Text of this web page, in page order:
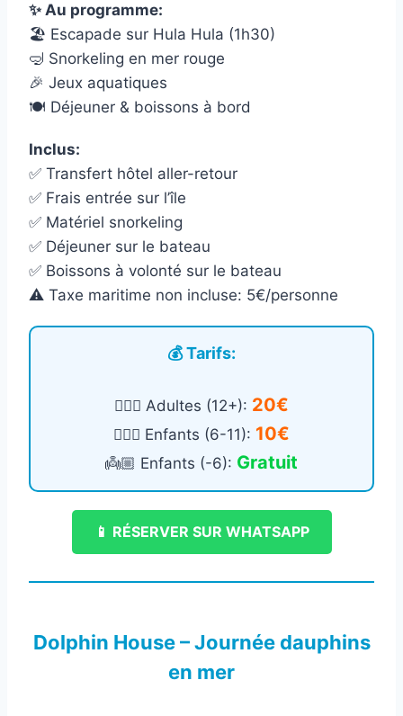
✨ Au programme:
🏖️ Escapade sur Hula Hula (1h30)
🤿 Snorkeling en mer rouge
🎉 Jeux aquatiques
🍽️ Déjeuner & boissons à bord
Inclus:
✅ Transfert hôtel aller-retour
✅ Frais entrée sur l’île
✅ Matériel snorkeling
✅ Déjeuner sur le bateau
✅ Boissons à volonté sur le bateau
⚠️ Taxe maritime non incluse: 5€/personne
💰 Tarifs:
🙎🏻‍♂️ Adultes (12+): 20€
🧍🏻‍♀️ Enfants (6-11): 10€
👼🏼 Enfants (-6): Gratuit
📱 RÉSERVER SUR WHATSAPP
Dolphin House – Journée dauphins
en mer